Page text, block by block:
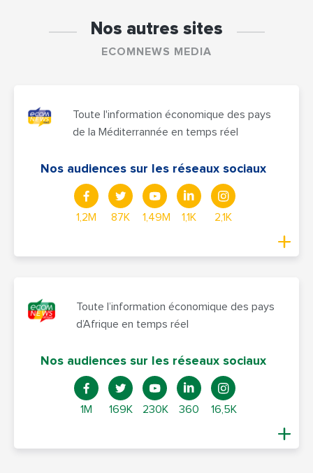
Nos autres sites
ECOMNEWS MEDIA
Toute l'information économique des pays
de la Méditerrannée en temps réel
Nos audiences sur les réseaux sociaux
1,2M 87K 1,49M 1,1K 2,1K
Toute l’information économique des pays
d’Afrique en temps réel
Nos audiences sur les réseaux sociaux
1M 169K 230K 360 16,5K